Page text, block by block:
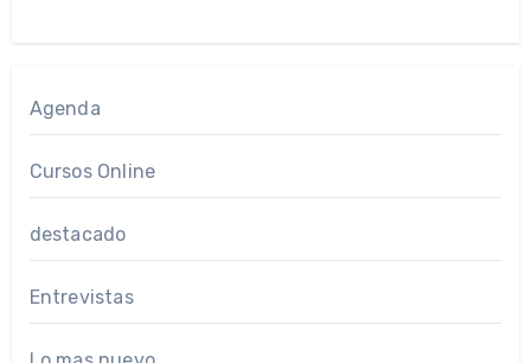
Agenda
Cursos Online
destacado
Entrevistas